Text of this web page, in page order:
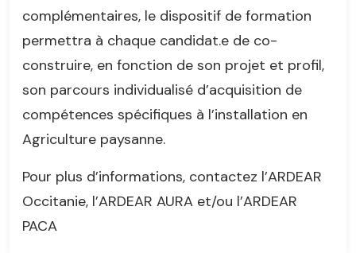
complémentaires, le dispositif de formation
permettra à chaque candidat.e de co-
construire, en fonction de son projet et profil,
son parcours individualisé d’acquisition de
compétences spécifiques à l’installation en
Agriculture paysanne.
Pour plus d’informations, contactez l’ARDEAR
Occitanie, l’ARDEAR AURA et/ou l’ARDEAR
PACA